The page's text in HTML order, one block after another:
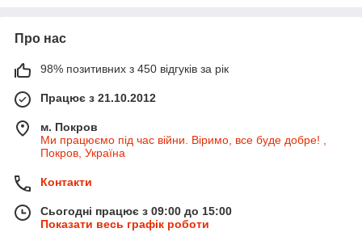
Про нас
98% позитивних з 450 відгуків за рік
Працює з 21.10.2012
м. Покров
Ми працюємо під час війни. Віримо, все буде добре! ,
Покров, Україна
Контакти
Сьогодні працює з 09:00 до 15:00
Показати весь графік роботи